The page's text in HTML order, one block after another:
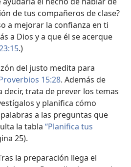
de tus compañeros de clase?
a mejorar la confianza en ti
a Dios y a que él se acerque
.)
del justo medita para
15:28. Además de
decir, trata de prever los temas
y planifica cómo
a las preguntas que
la tabla “Planifica tus
25).
la preparación llega el